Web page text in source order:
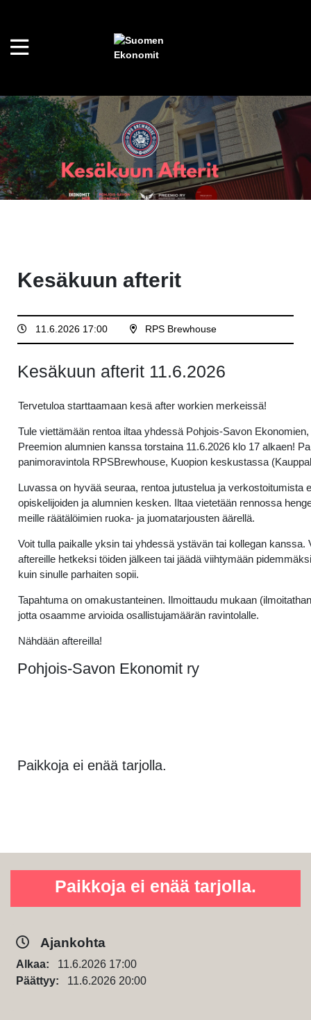
Kesäkuun afterit
11.6.2026 17:00 RPS Brewhouse
Kesäkuun afterit 11.6.2026
Tervetuloa starttaamaan kesä after workien merkeissä!
Tule viettämään rentoa iltaa yhdessä Pohjois-Savon
Preemion alumnien kanssa torstaina 11.6.2026 klo 17 alkaen!
panimoravintola RPSBrewhouse, Kuopion keskustassa
Luvassa on hyvää seuraa, rentoa jutustelua ja verkostoitumista
opiskelijoiden ja alumnien kesken. Iltaa vietetään rennossa
meille räätälöimien ruoka- ja juomatarjousten äärellä.
Voit tulla paikalle yksin tai yhdessä ystävän tai kollegan kanssa.
aftereille hetkeksi töiden jälkeen tai jäädä viihtymään
kuin sinulle parhaiten sopii.
Tapahtuma on omakustanteinen. Ilmoittaudu mukaan
jotta osaamme arvioida osallistujamäärän ravintolalle.
Nähdään aftereilla!
Pohjois-Savon Ekonomit ry
Paikkoja ei enää tarjolla.
Paikkoja ei enää tarjolla.
Ajankohta
Alkaa: 11.6.2026 17:00
Päättyy: 11.6.2026 20:00